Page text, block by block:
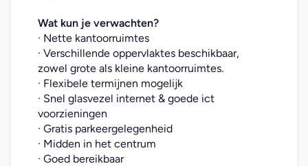
Wat kun je verwachten?
· Nette kantoorruimtes
· Verschillende oppervlaktes beschikbaar,
zowel grote als kleine kantoorruimtes.
· Flexibele termijnen mogelijk
· Snel glasvezel internet & goede ict
voorzieningen
· Gratis parkeergelegenheid
· Midden in het centrum
· Goed bereikbaar